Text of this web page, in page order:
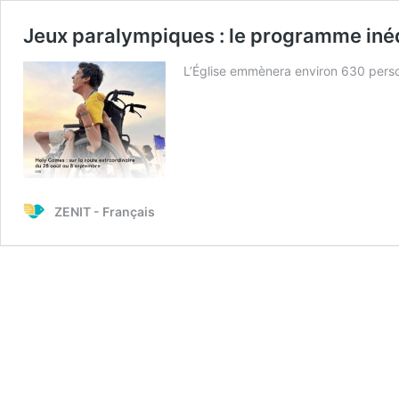
Jeux paralympiques : le programme
L’Église emmènera environ 630
ZENIT - Français